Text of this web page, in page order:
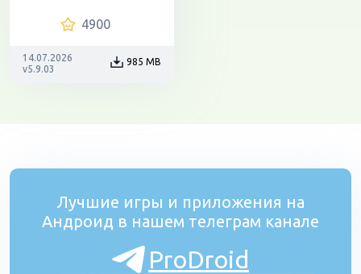
4900
14.07.2026
v5.9.03
985 MB
Лучшие игры и приложения на
Андроид в нашем телеграм канале
ProDroid